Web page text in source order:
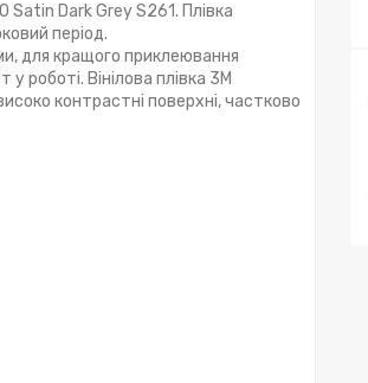
Satin Dark Grey S261. Плівка
період.
для кращого приклеювання
у роботі. Вінілова плівка 3М
контрастні поверхні, частково